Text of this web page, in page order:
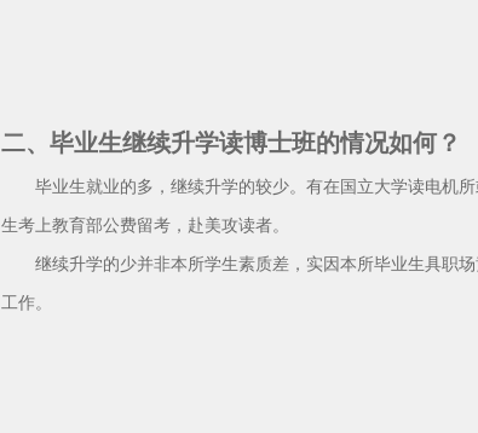
二、毕业生继续升学读博士班的情况如何？
毕业生就业的多，继续升学的较少。有在国立大学读电机所
生考上教育部公费留考，赴美攻读者。
继续升学的少并非本所学生素质差，实因本所毕业生具职场
工作。